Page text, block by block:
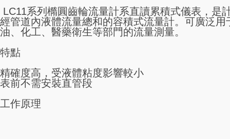
LC11系列橢圓齒輪流量計系直讀累積式儀表，是
經管道內液體流量總和的容積式流量計。可廣泛用
油、化工、醫藥衛生等部門的流量測量。
特點
精確度高，受液體粘度影響較小
表前不需安裝直管段
工作原理